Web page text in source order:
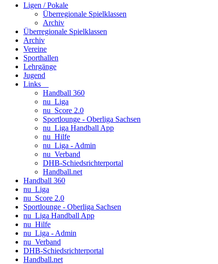
Ligen / Pokale
Überregionale Spielklassen
Archiv
Überregionale Spielklassen
Archiv
Vereine
Sporthallen
Lehrgänge
Jugend
Links
Handball 360
nu_Liga
nu_Score 2.0
Sportlounge - Oberliga Sachsen
nu_Liga Handball App
nu_Hilfe
nu_Liga - Admin
nu_Verband
DHB-Schiedsrichterportal
Handball.net
Handball 360
nu_Liga
nu_Score 2.0
Sportlounge - Oberliga Sachsen
nu_Liga Handball App
nu_Hilfe
nu_Liga - Admin
nu_Verband
DHB-Schiedsrichterportal
Handball.net